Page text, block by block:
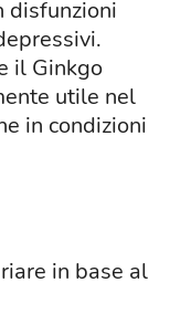
disfunzioni
il Ginkgo
utile nel
in condizioni
in base al